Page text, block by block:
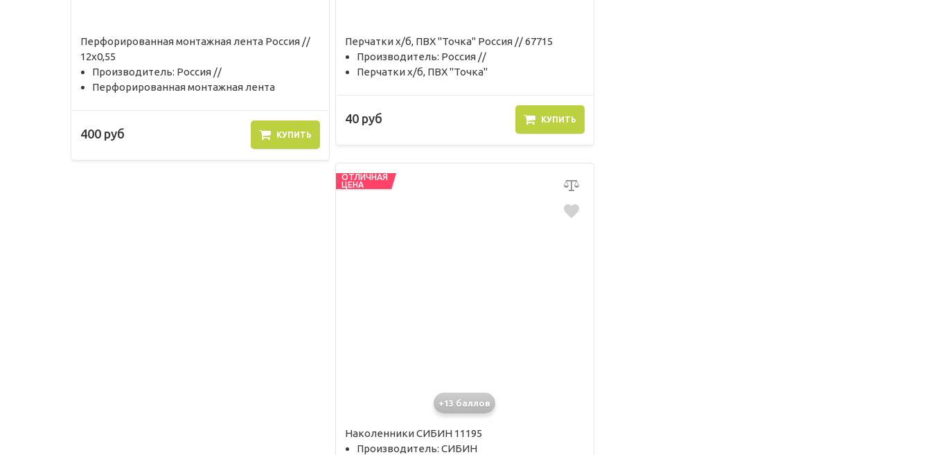
Перфорированная монтажная лента Россия //
12х0,55
Производитель: Россия //
Перфорированная монтажная лента
400 руб КУПИТЬ
Перчатки х/б, ПВХ "Точка" Россия // 67715
Производитель: Россия //
Перчатки х/б, ПВХ "Точка"
40 руб КУПИТЬ
ОТЛИЧНАЯ
ЦЕНА
+13 баллов
Наколенники СИБИН 11195
Производитель: СИБИН